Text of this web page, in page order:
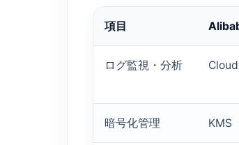
項目
ログ監視・分析
暗号化管理 KMS